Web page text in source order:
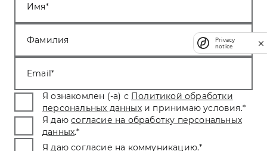
Имя
Фамилия
Email
Я ознакомлен (-а) с Политикой обработки
персональных данных и принимаю условия.*
Я даю согласие на обработку персональных
данных.*
Я даю согласие на коммуникацию.*
Privacy
notice